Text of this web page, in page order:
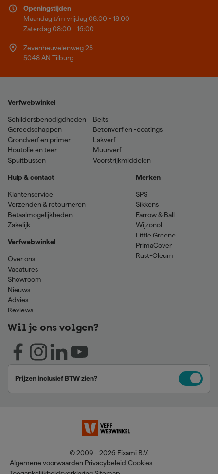
Openingstijden
Maandag t/m vrijdag 08:00 - 18:00
Zaterdag 08:00 - 16:00
Zevenheuvelenweg 25
5048 AN Tilburg
Verfwebwinkel
Schildersbenodigdheden
Gereedschappen
Grondverf en primer
Houtolie en teer
Spuitbussen
Beits
Betonverf en -coatings
Lakverf
Muurverf
Voorstrijkmiddelen
Hulp & contact
Klantenservice
Verzenden & retourneren
Betaalmogelijkheden
Zakelijk
Verfwebwinkel
Over ons
Vacatures
Showroom
Nieuws
Advies
Reviews
Merken
SPS
Sikkens
Farrow & Ball
Wijzonol
Little Greene
PrimaCover
Rust-Oleum
Wil je ons volgen?
Prijzen inclusief BTW zien?
© 2009 - 2026 Fixami B.V.
Algemene voorwaarden Privacybeleid Cookies